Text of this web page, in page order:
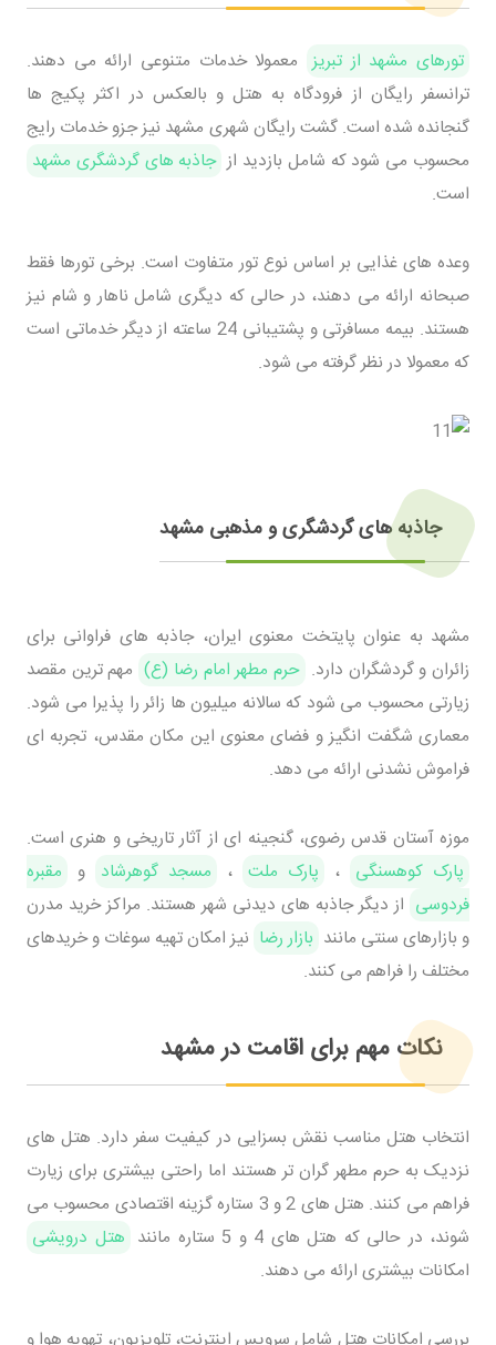
تورهای مشهد از تبریز معمولا خدمات متنوعی ارائه می دهند.
ترانسفر رایگان از فرودگاه به هتل و بالعکس در اکثر پکیج ها
گنجانده شده است. گشت رایگان شهری مشهد نیز جزو خدمات رایج
محسوب می شود که شامل بازدید از جاذبه های گردشگری مشهد
است.
وعده های غذایی بر اساس نوع تور متفاوت است. برخی تورها فقط
صبحانه ارائه می دهند، در حالی که دیگری شامل ناهار و شام نیز
هستند. بیمه مسافرتی و پشتیبانی 24 ساعته از دیگر خدماتی است
که معمولا در نظر گرفته می شود.
جاذبه های گردشگری و مذهبی مشهد
مشهد به عنوان پایتخت معنوی ایران، جاذبه های فراوانی برای
زائران و گردشگران دارد. حرم مطهر امام رضا (ع) مهم ترین مقصد
زیارتی محسوب می شود که سالانه میلیون ها زائر را پذیرا می شود.
معماری شگفت انگیز و فضای معنوی این مکان مقدس، تجربه ای
فراموش نشدنی ارائه می دهد.
موزه آستان قدس رضوی، گنجینه ای از آثار تاریخی و هنری است.
پارک کوهسنگی ، پارک ملت ، مسجد گوهرشاد و مقبره
فردوسی از دیگر جاذبه های دیدنی شهر هستند. مراکز خرید مدرن
و بازارهای سنتی مانند بازار رضا نیز امکان تهیه سوغات و خریدهای
مختلف را فراهم می کنند.
نکات مهم برای اقامت در مشهد
انتخاب هتل مناسب نقش بسزایی در کیفیت سفر دارد. هتل های
نزدیک به حرم مطهر گران تر هستند اما راحتی بیشتری برای زیارت
فراهم می کنند. هتل های 2 و 3 ستاره گزینه اقتصادی محسوب می
شوند، در حالی که هتل های 4 و 5 ستاره مانند
هتل درویشی
امکانات بیشتری ارائه می دهند.